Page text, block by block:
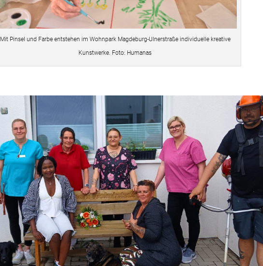
Mit Pinsel und Farbe entstehen im Wohnpark Magdeburg-Ulnerstraße individuelle kreative
Kunstwerke. Foto: Humanas